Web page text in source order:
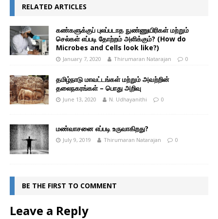
RELATED ARTICLES
கண்களுக்குப் புலப்படாத நுண்ணுயிரிகள் மற்றும்
செல்கள் எப்படி தோற்றம் அளிக்கும்? (How do
Microbes and Cells look like?)
January 7, 2020 Thirumaran Natarajan 0
தமிழ்நாடு மாவட்டங்கள் மற்றும் அவற்றின்
தலைநகரங்கள் – பொது அறிவு
June 13, 2020 N. Udhayanithi 0
மண்வாசனை எப்படி உருவாகிறது?
July 9, 2019 Thirumaran Natarajan 0
BE THE FIRST TO COMMENT
Leave a Reply